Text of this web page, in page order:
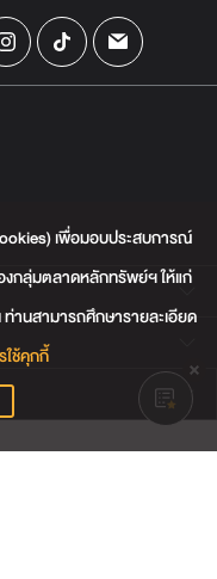
เพื่อมอบประสบการณ์
งกลุ่มตลาดหลักทรัพย์ฯ ให้แก่
านสามารถศึกษารายละเอียด
ใช้คุกกี้